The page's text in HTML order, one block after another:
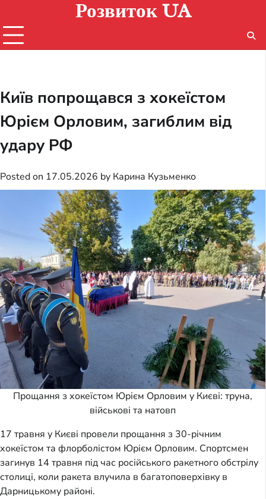
content
Розвиток UA
Київ попрощався з хокеїстом
Юрієм Орловим, загиблим від
удару РФ
Posted on 17.05.2026 by Карина Кузьменко
Прощання з хокеїстом Юрієм Орловим у Києві: труна,
військові та натовп
17 травня у Києві провели прощання з 30-річним
хокеїстом та флорболістом Юрієм Орловим. Спортсмен
загинув 14 травня під час російського ракетного обстрілу
столиці, коли ракета влучила в багатоповерхівку в
Дарницькому районі.